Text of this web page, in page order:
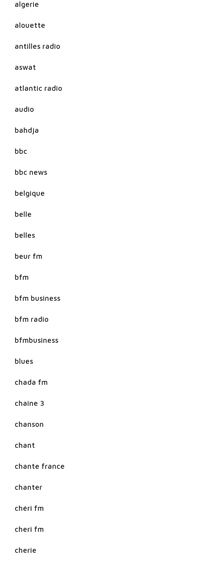
algerie
alouette
antilles radio
aswat
atlantic radio
audio
bahdja
bbc
bbc news
belgique
belle
belles
beur fm
bfm
bfm business
bfm radio
bfmbusiness
blues
chada fm
chaine 3
chanson
chant
chante france
chanter
chéri fm
cheri fm
cherie